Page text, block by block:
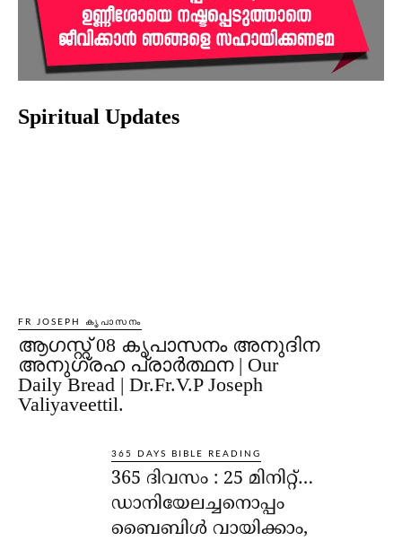
Spiritual Updates
FR JOSEPH കൃപാസനം
ആഗസ്റ്റ് 08 കൃപാസനം അനുദിന
അനുഗ്രഹ പ്രാർത്ഥന | Our
Daily Bread | Dr.Fr.V.P Joseph
Valiyaveettil.
365 DAYS BIBLE READING
365 ദിവസം : 25 മിനിറ്റ്…
ഡാനിയേലച്ചനൊപ്പം
ബൈബിൾ വായിക്കാം,